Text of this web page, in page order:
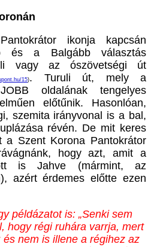
ikonja kapcsán
és a Balgább választás
vagy az ószövetségi út
15). Turuli út, mely a
oldalának tengelyes
előtűnik. Hasonlóan,
szemita irányvonal is a bal,
révén. De mit keres
a Szent Korona Pantokrátor
hogy azt, amit a
is Jahve (mármint, az
azért érdemes előtte ezen
példázatot is: „Senki sem
hogy régi ruhára varrja, mert
nem is illene a régihez az